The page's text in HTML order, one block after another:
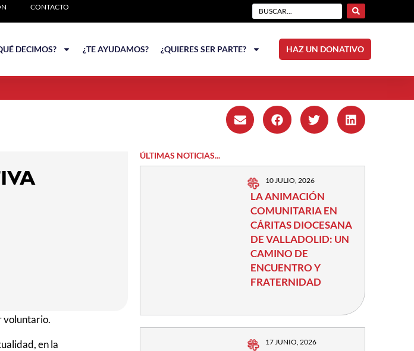
CONTACTO
DECIMOS? ¿TE AYUDAMOS? ¿QUIERES SER PARTE? HAZ UN DONATIVO
voluntario.
en la
ÚLTIMAS NOTICIAS...
10 JULIO, 2026
LA ANIMACIÓN
COMUNITARIA EN
CÁRITAS DIOCESANA
DE VALLADOLID: UN
CAMINO DE
ENCUENTRO Y
FRATERNIDAD
17 JUNIO, 2026